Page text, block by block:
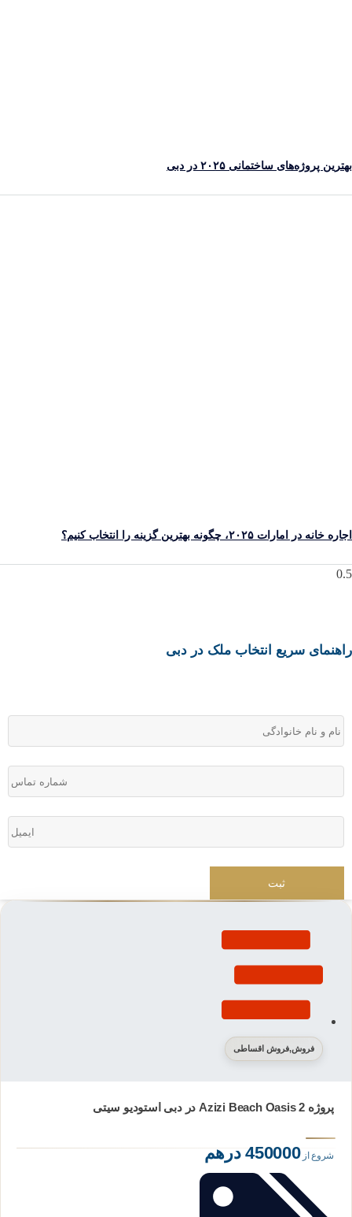
پروژه‌های ساختمانی ۲۰۲۵ در دبی
در امارات ۲۰۲۵، چگونه بهترین گزینه را انتخاب کنیم؟
سریع انتخاب ملک در دبی
پروژه Azizi Beach Oasis 2 در دبی استودیو سیتی
فروش,فروش اقساطی
شروع از 450000 درهم